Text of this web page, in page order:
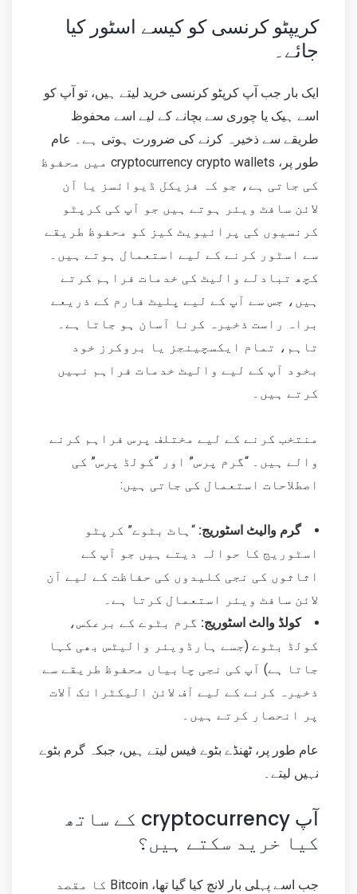
کریپٹو کرنسی کو کیسے اسٹور کیا
جائے۔
ایک بار جب آپ کرپٹو کرنسی خرید لیتے ہیں، تو آپ کو
اسے ہیک یا چوری سے بچانے کے لیے اسے محفوظ
طریقے سے ذخیرہ کرنے کی ضرورت ہوتی ہے۔ عام
طور پر، cryptocurrency crypto wallets میں محفوظ
کی جاتی ہے، جو کہ فزیکل ڈیوائسز یا آن
لائن سافٹ ویئر ہوتے ہیں جو آپ کی کرپٹو
کرنسیوں کی پرائیویٹ کیز کو محفوظ طریقے
سے اسٹور کرنے کے لیے استعمال ہوتے ہیں۔
کچھ تبادلے والیٹ کی خدمات فراہم کرتے
ہیں، جس سے آپ کے لیے پلیٹ فارم کے ذریعے
براہ راست ذخیرہ کرنا آسان ہو جاتا ہے۔
تاہم، تمام ایکسچینجز یا بروکرز خود
بخود آپ کے لیے والیٹ خدمات فراہم نہیں
کرتے ہیں۔
منتخب کرنے کے لیے مختلف پرس فراہم کرنے
والے ہیں۔ “گرم پرس” اور “کولڈ پرس” کی
اصطلاحات استعمال کی جاتی ہیں:
گرم والیٹ اسٹوریج: “ہاٹ بٹوے” کرپٹو
اسٹوریج کا حوالہ دیتے ہیں جو آپ کے
اثاثوں کی نجی کلیدوں کی حفاظت کے لیے آن
لائن سافٹ ویئر استعمال کرتا ہے۔
کولڈ والٹ اسٹوریج: گرم بٹوے کے برعکس،
کولڈ بٹوے (جسے ہارڈویئر والیٹس بھی کہا
جاتا ہے) آپ کی نجی چابیاں محفوظ طریقے سے
ذخیرہ کرنے کے لیے آف لائن الیکٹرانک آلات
پر انحصار کرتے ہیں۔
عام طور پر، ٹھنڈے بٹوے فیس لیتے ہیں، جبکہ گرم بٹوے
نہیں لیتے۔
آپ cryptocurrency کے ساتھ
کیا خرید سکتے ہیں؟
جب اسے پہلی بار لانچ کیا گیا تھا، Bitcoin کا ​​مقصد